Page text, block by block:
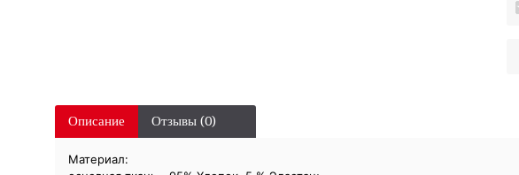
Описание Отзывы (0)
Материал: